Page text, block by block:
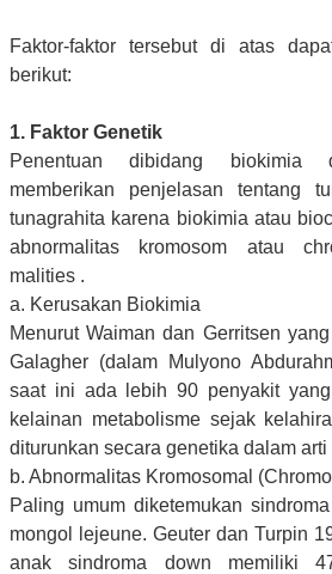
Faktor-faktor tersebut di atas
berikut:
1. Faktor Genetik
Penentuan dibidang
memberikan penjelasan tentang
tunagrahita karena biokimia atau
abnormalitas kromosom atau
malities .
a. Kerusakan Biokimia
Menurut Waiman dan Gerritsen
Galagher (dalam Mulyono
saat ini ada lebih 90 penyakit
kelainan metabolisme sejak
diturunkan secara genetika dalam
b. Abnormalitas Kromosomal
Paling umum diketemukan
mongol lejeune. Geuter dan Turpin
anak sindroma down memiliki